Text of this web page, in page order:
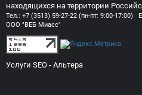
находящихся на территории
Тел.: +7 (3513) 59-27-22 (пн-пт: 9:00-17:00)
ООО "ВЕБ Миасс"
Услуги SEO - Альтера